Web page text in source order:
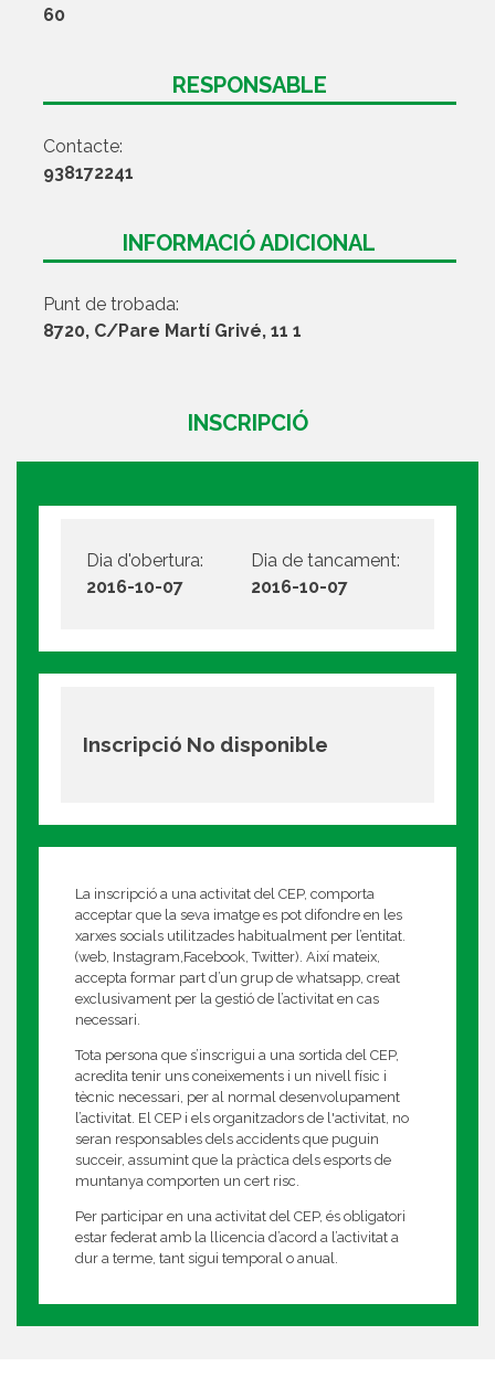
60
RESPONSABLE
Contacte:
938172241
INFORMACIÓ ADICIONAL
Punt de trobada:
8720, C/Pare Martí Grivé, 11 1
INSCRIPCIÓ
Dia d'obertura:
2016-10-07
Dia de tancament:
2016-10-07
Inscripció No disponible
La inscripció a una activitat del CEP, comporta
acceptar que la seva imatge es pot difondre en les
xarxes socials utilitzades habitualment per l’entitat.
(web, Instagram,Facebook, Twitter). Així mateix,
accepta formar part d’un grup de whatsapp, creat
exclusivament per la gestió de l’activitat en cas
necessari.
Tota persona que s’inscrigui a una sortida del CEP,
acredita tenir uns coneixements i un nivell físic i
tècnic necessari, per al normal desenvolupament
l’activitat. El CEP i els organitzadors de l'activitat, no
seran responsables dels accidents que puguin
succeir, assumint que la pràctica dels esports de
muntanya comporten un cert risc.
Per participar en una activitat del CEP, és obligatori
estar federat amb la llicencia d’acord a l’activitat a
dur a terme, tant sigui temporal o anual.